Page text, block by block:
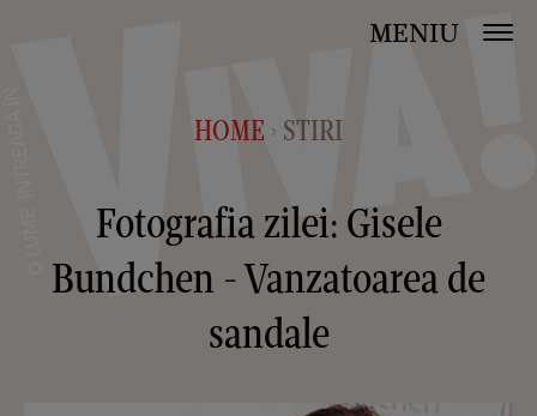
MENIU
HOME > STIRI
Fotografia zilei: Gisele
Bundchen - Vanzatoarea de
sandale